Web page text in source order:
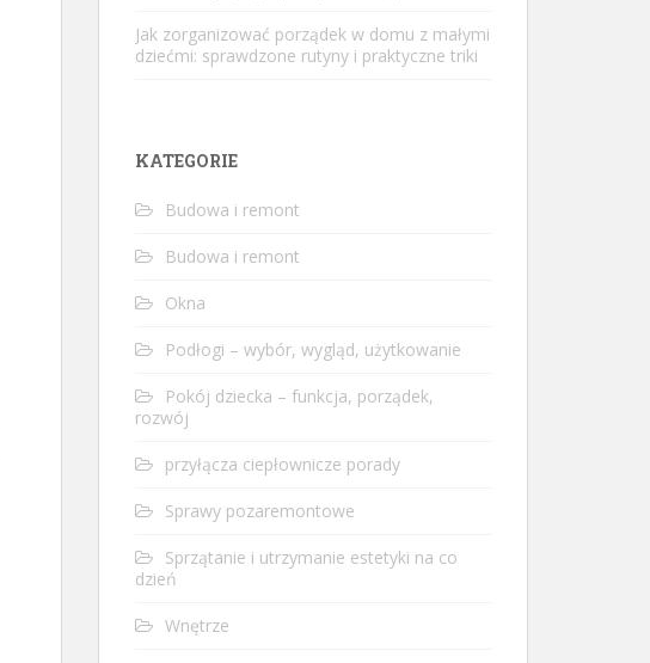
Jak zorganizować porządek w domu z małymi
dziećmi: sprawdzone rutyny i praktyczne triki
KATEGORIE
Budowa i remont
Budowa i remont
Okna
Podłogi – wybór, wygląd, użytkowanie
Pokój dziecka – funkcja, porządek,
rozwój
przyłącza ciepłownicze porady
Sprawy pozaremontowe
Sprzątanie i utrzymanie estetyki na co
dzień
Wnętrze